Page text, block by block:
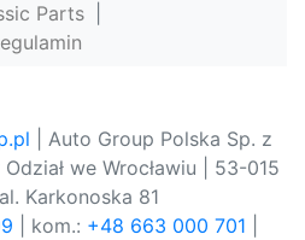
Parts
| Auto Group Polska Sp. z
we Wrocławiu | 53-015
Karkonoska 81
| kom.: +48 663 000 701